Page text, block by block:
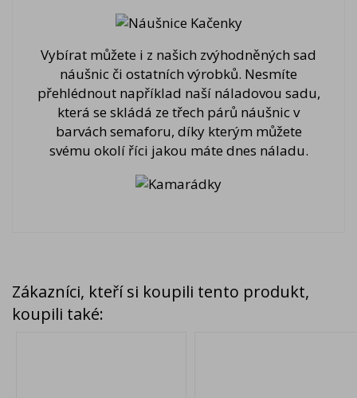
Vybírat můžete i z našich zvýhodněných sad
náušnic či ostatních výrobků. Nesmíte
přehlédnout například naší náladovou sadu,
která se skládá ze třech párů náušnic v
barvách semaforu, díky kterým můžete
svému okolí říci jakou máte dnes náladu.
Zákazníci, kteří si koupili tento produkt,
koupili také: